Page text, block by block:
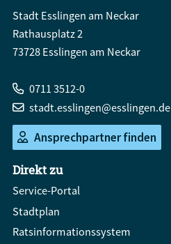
Stadt Esslingen am Neckar
Rathausplatz 2
73728 Esslingen am Neckar
0711 3512-0
stadt.esslingen@esslingen.de
Ansprechpartner finden
Direkt zu
Service-Portal
Stadtplan
Ratsinformationssystem